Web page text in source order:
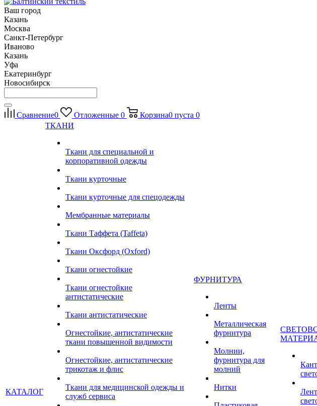
Ваш город
Казань
Москва
Санкт-Петербург
Иваново
Казань
Уфа
Екатеринбург
Новосибирск
Сравнение0 Отложенные 0 Корзина0 пуста 0
КАТАЛОГ
ТКАНИ
Ткани для специальной и
корпоративной одежды
Ткани курточные
Ткани курточные для спецодежды
Мембранные материалы
Ткани Таффета (Taffeta)
Ткани Оксфорд (Oxford)
Ткани огнестойкие
Ткани огнестойкие
антистатические
Ткани антистатические
Огнестойкие, антистатические
ткани повышенной видимости
Огнестойкие, антистатические
трикотаж и флис
Ткани для медицинской одежды и
служб сервиса
ФУРНИТУРА
Ленты
Металлическая
фурнитура
Молнии,
фурнитура для
молний
Нитки